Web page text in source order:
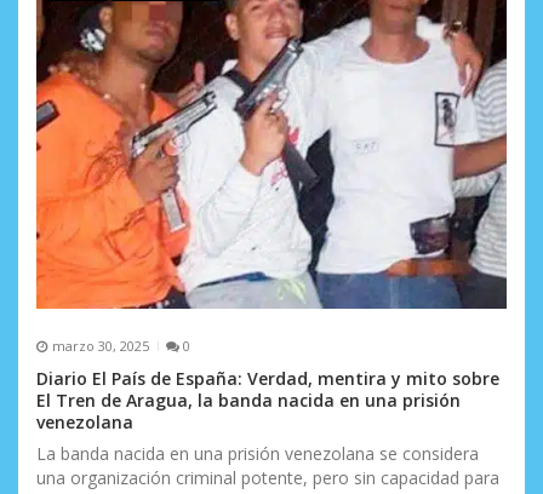
e
n
t
r
d
a
s
marzo 30, 2025 0
Diario El País de España: Verdad, mentira y mito sobre
El Tren de Aragua, la banda nacida en una prisión
venezolana
La banda nacida en una prisión venezolana se considera
una organización criminal potente, pero sin capacidad para